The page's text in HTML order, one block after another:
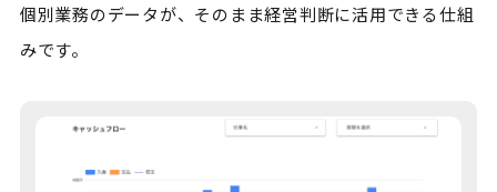
個別業務のデータが、そのまま経営判断に活用できる仕組
みです。